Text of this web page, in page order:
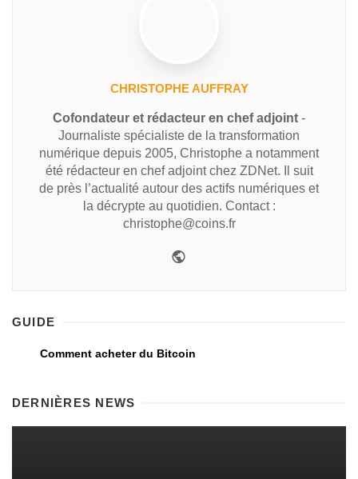
CHRISTOPHE AUFFRAY
Cofondateur et rédacteur en chef adjoint -
Journaliste spécialiste de la transformation
numérique depuis 2005, Christophe a notamment
été rédacteur en chef adjoint chez ZDNet. Il suit
de près l’actualité autour des actifs numériques et
la décrypte au quotidien. Contact :
christophe@coins.fr
GUIDE
Comment acheter du Bitcoin
DERNIÈRES NEWS